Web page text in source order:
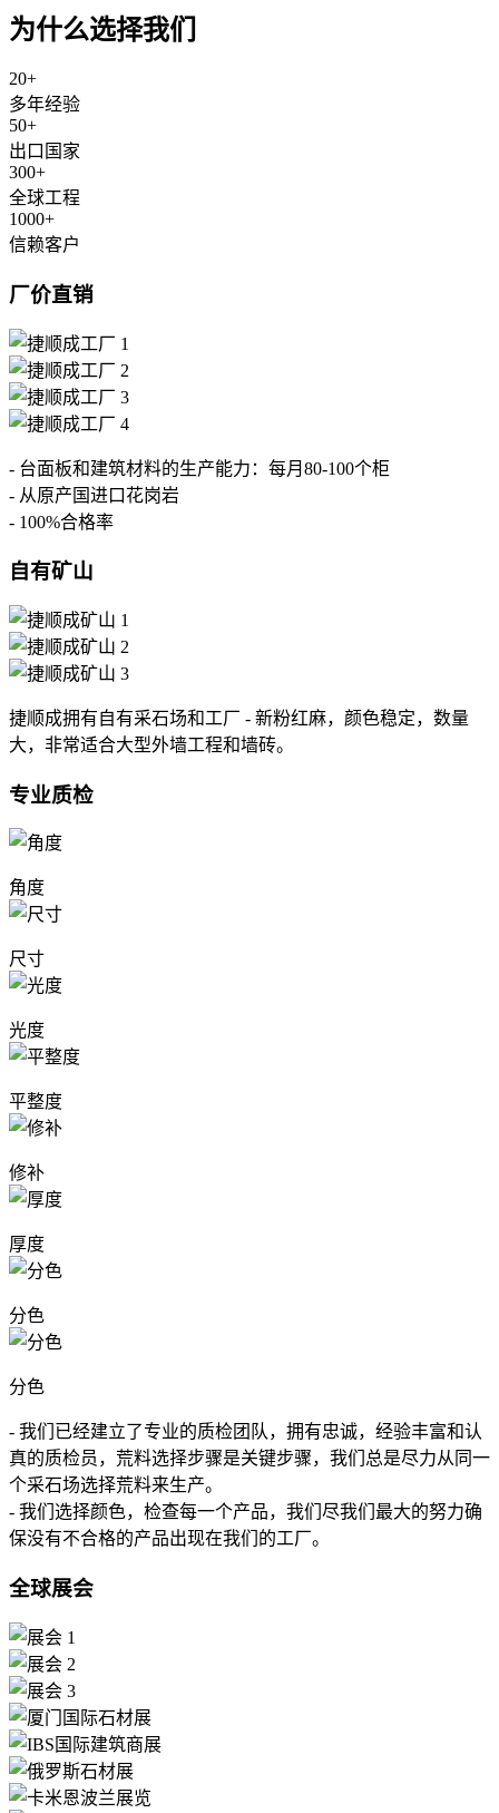
为什么选择我们
20+
多年经验
50+
出口国家
300+
全球工程
1000+
信赖客户
厂价直销
- 台面板和建筑材料的生产能力：每月80-100个柜
- 从原产国进口花岗岩
- 100%合格率
自有矿山
捷顺成拥有自有采石场和工厂 - 新粉红麻，颜色稳定，数量
大，非常适合大型外墙工程和墙砖。
专业质检
角度
尺寸
光度
平整度
修补
厚度
分色
分色
- 我们已经建立了专业的质检团队，拥有忠诚，经验丰富和认
真的质检员，荒料选择步骤是关键步骤，我们总是尽力从同一
个采石场选择荒料来生产。
- 我们选择颜色，检查每一个产品，我们尽我们最大的努力确
保没有不合格的产品出现在我们的工厂。
全球展会